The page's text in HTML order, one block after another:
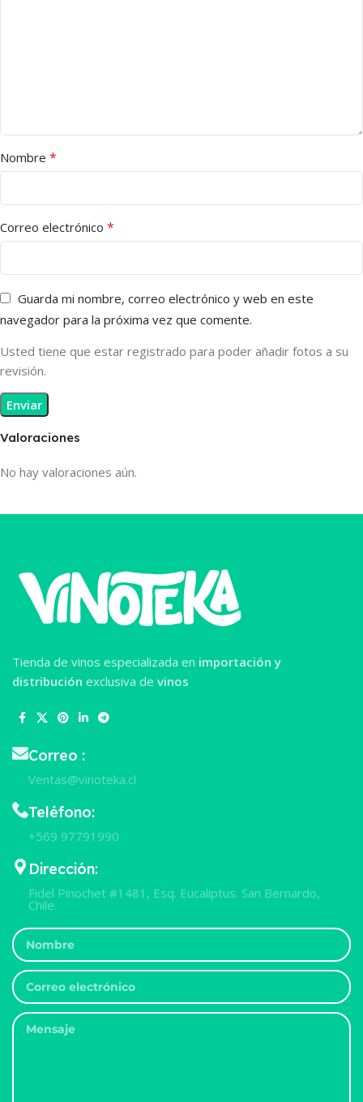
Valoraciones
No hay valoraciones aún.
Nombre *
Correo electrónico *
Guarda mi nombre, correo electrónico y web en este
navegador para la próxima vez que comente.
Usted tiene que estar registrado para poder añadir fotos a su
revisión.
Tienda de vinos especializada en importación y
distribución exclusiva de vinos
Correo :
Ventas@vinoteka.cl
Teléfono:
+569 97791990
Dirección:
Fidel Pinochet #1481, Esq. Eucaliptus. San Bernardo,
Chile.